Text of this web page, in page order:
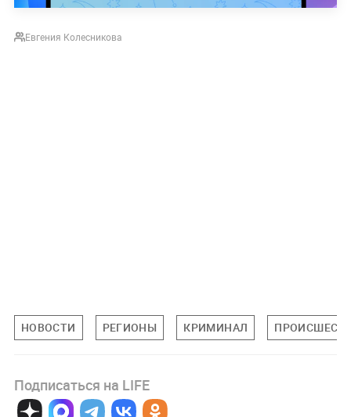
Евгения Колесникова
НОВОСТИ РЕГИОНЫ КРИМИНАЛ
Подписаться на LIFE